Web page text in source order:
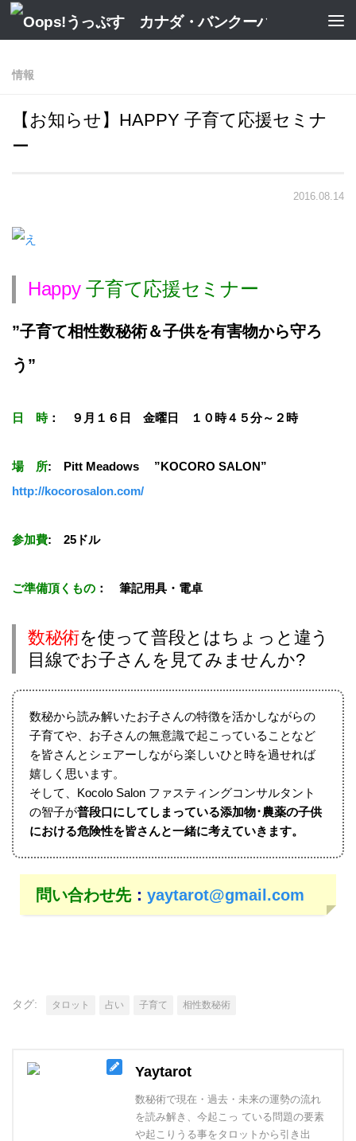
情報
【お知らせ】HAPPY 子育て応援セミナ
ー
2016.08.14
Happy子育て応援セミナー
”子育て相性数秘術＆子供を有害物から守ろ
う”
日 時： ９月１６日 金曜日 １０時４５分～２時
場 所: Pitt Meadows
”KOCORO SALON”
http://kocorosalon.com/
参加費: 25 ドル
ご準備頂くもの ： 筆記用具・電卓
数秘術を使って普段とはちょっと違う
目線でお子さんを見てみませんか?
数秘から読み解いたお子さんの特徴を活かしながらの
子育てや、お子さんの無意識で起こっていることなど
を皆さんとシェアーしながら楽しいひと時を過せれば
嬉しく思います。
そして、Kocolo Salon ファスティングコンサルタント
の智子が普段口にしてしまっている添加物･農薬の子供
における危険性を皆さんと一緒に考えていきます。
問い合わせ先： yaytarot@gmail.com
タグ: タロット 占い 子育て 相性数秘術
Yaytarot
数秘術で現在・過去・未来の運勢の流れ
を読み解き、今起こっ ている問題の要素
や起こりうる事をタロットから引き出